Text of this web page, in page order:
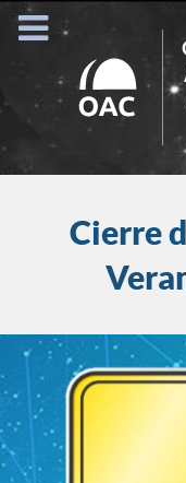
Search
for:
Cierre